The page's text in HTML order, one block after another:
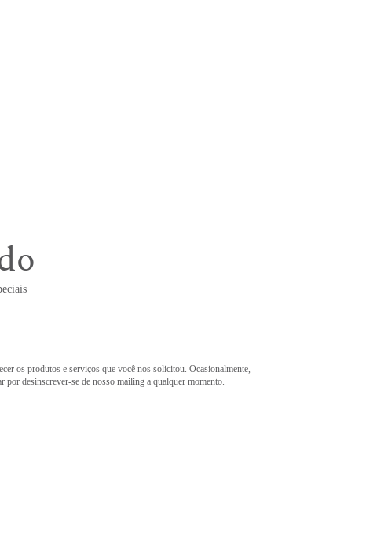
os produtos e serviços que você nos solicitou. Ocasionalmente,
por desinscrever-se de nosso mailing a qualquer momento.